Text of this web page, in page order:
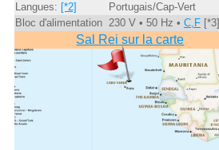
Langues: [*2]
Portugais/Cap-Vert
Bloc d'alimentation 230 V • 50 Hz • C,F[*3]
Sal Rei sur la carte